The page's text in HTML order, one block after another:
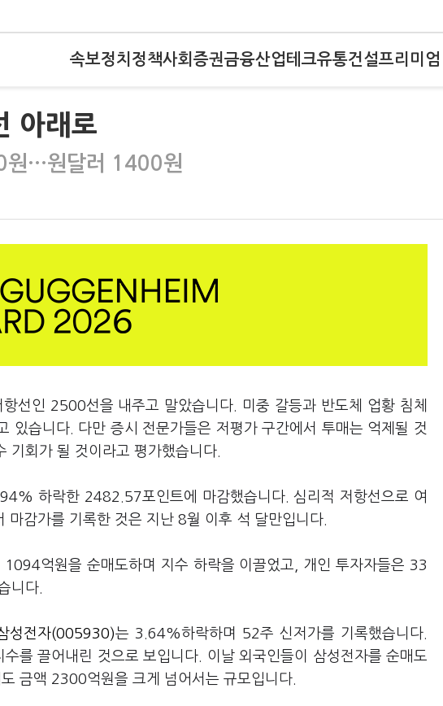
속보정치 정책사회 증권금융산업테크유통건설프리미엄
아래로
원…원달러 1400원
선인 2500선을 내주고 말았습니다. 미중 갈등과 반도체 업황 침체
있습니다. 다만 증시 전문가들은 저평가 구간에서 투매는 억제될 것
기회가 될 것이라고 평가했습니다.
하락한 2482.57포인트에 마감했습니다. 심리적 저항선으로 여
감가를 기록한 것은 지난 8월 이후 석 달만입니다.
억원을 순매도하며 지수 하락을 이끌었고, 개인 투자자들은 33
니다.
성전자(005930)는 3.64%하락하며 52주 신저가를 기록했습니다.
를 끌어내린 것으로 보입니다. 이날 외국인들이 삼성전자를 순매도
금액 2300억원을 크게 넘어서는 규모입니다.